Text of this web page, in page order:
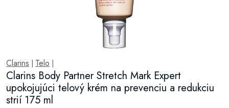
Clarins Telo
Clarins Body Partner Stretch Mark Expert
upokojujúci telový krém na prevenciu a redukciu
strií 175 ml